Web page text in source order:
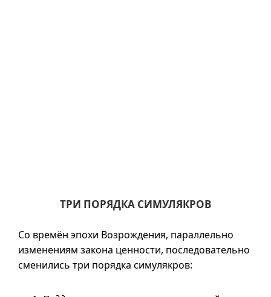
ТРИ ПОРЯДКА СИМУЛЯКРОВ
Со времён эпохи Возрождения, параллельно
изменениям закона ценности, последовательно
сменились три порядка симулякров: